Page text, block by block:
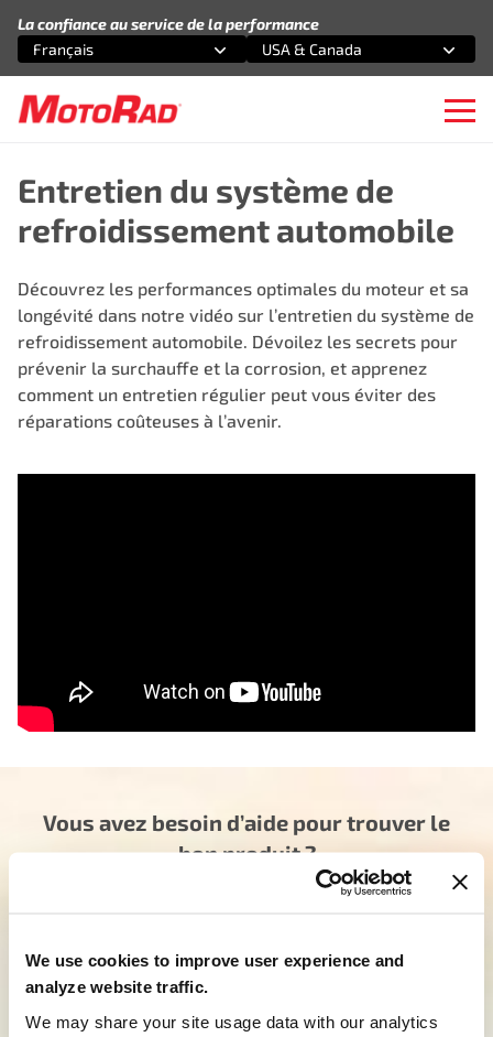
We use cookies to improve user experience and
analyze website traffic.
We may share your site usage data with our analytics
La confiance au service de la performance
Sélectionnez une option
Français
Sélectionnez une option
USA & Canada
Entretien du système de
refroidissement automobile
Découvrez les performances optimales du moteur et sa
longévité dans notre vidéo sur l’entretien du système de
refroidissement automobile. Dévoilez les secrets pour
prévenir la surchauffe et la corrosion, et apprenez
comment un entretien régulier peut vous éviter des
réparations coûteuses à l’avenir.
Vous avez besoin d’aide pour trouver le
bon produit ?
Notre équipe dévouée est là pour vous orienter
nous comment nous pouvons vous aider à trouver
le produit idéal pour vos besoins. Votre voyage vers